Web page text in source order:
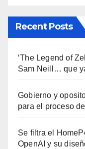
Recent Posts
‘The Legend of
Sam Neill… que
Gobierno y
para el proceso
Se filtra el
OpenAI y su